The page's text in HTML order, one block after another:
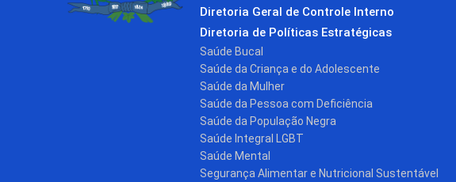
Diretoria Geral de Controle Interno
Diretoria de Políticas Estratégicas
Saúde Bucal
Saúde da Criança e do Adolescente
Saúde da Mulher
Saúde da Pessoa com Deficiência
Saúde da População Negra
Saúde Integral LGBT
Saúde Mental
Segurança Alimentar e Nutricional Sustentável